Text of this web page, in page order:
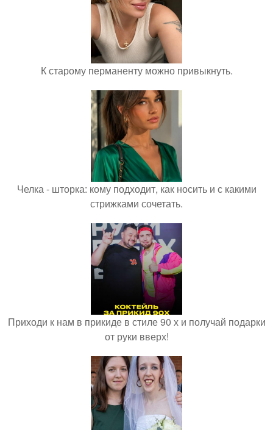
К старому перманенту можно привыкнуть.
Челка - шторка: кому подходит, как носить и с какими
стрижками сочетать.
Приходи к нам в прикиде в стиле 90 х и получай подарки
от руки вверх!